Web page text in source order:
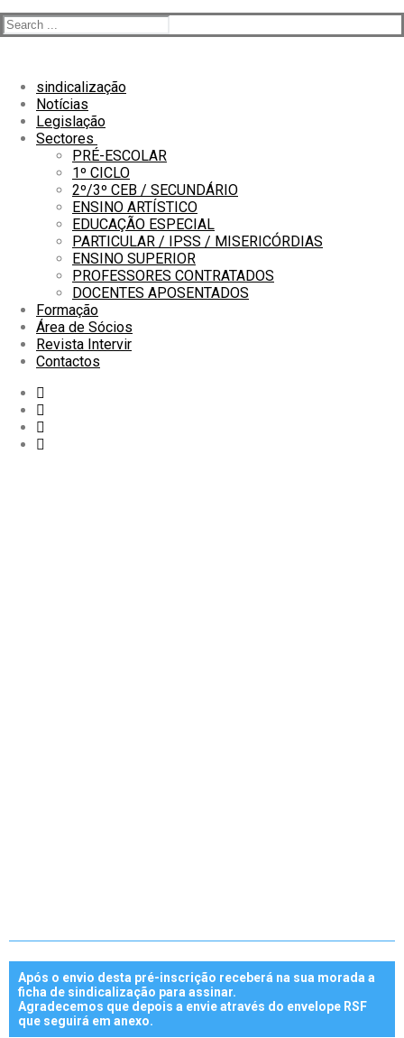
sindicalização
Notícias
Legislação
Sectores
PRÉ-ESCOLAR
1º CICLO
2º/3º CEB / SECUNDÁRIO
ENSINO ARTÍSTICO
EDUCAÇÃO ESPECIAL
PARTICULAR / IPSS / MISERICÓRDIAS
ENSINO SUPERIOR
PROFESSORES CONTRATADOS
DOCENTES APOSENTADOS
Formação
Área de Sócios
Revista Intervir
Contactos
Após o envio desta pré-inscrição receberá na sua morada a
ficha de sindicalização para assinar.
Agradecemos que depois a envie através do envelope RSF
que seguirá em anexo.